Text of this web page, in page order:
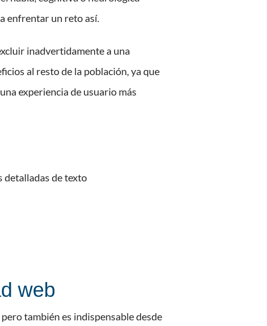
enfrentar un reto así.
inadvertidamente a una
al resto de la población, ya que
experiencia de usuario más
detalladas de texto
web
también es indispensable desde